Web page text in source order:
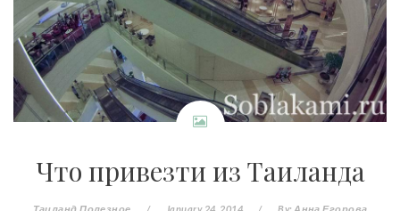
Что привезти из Таиланда